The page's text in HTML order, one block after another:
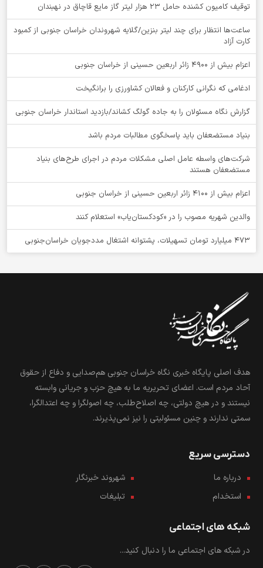
توقيف کامیون کشنده حامل 23 هزار لیتر گاز مایع قاچاق در نهبندان
ساعت‌ها انتظار برای چند لیتر بنزین/گلایه شهروندان خراسان جنوبی از کمبود
کارت آزاد
اعزام بیش از 4900 زائر اربعین حسینی از خراسان جنوبی
ادغامی که نگرانی کارکنان و فعالان کشاورزی را برانگیخت
گزارش نگاه مسئولان را به جاده گولگ کشاند/بازدید استاندار خراسان جنوبی
بنیاد مستضعفان باید پاسخگوی مطالبات مردم باشد
شرکت‌های واسطه عامل اصلی مشکلات مردم در اجرای طرح‌های بنیاد
مستضعفان هستند
اعزام بیش از 4100 زائر اربعین حسینی از خراسان جنوبی
والدین شهریه مصوب را در «کودکستان‌یاب» استعلام کنند
۴۷۳ میلیارد تومان تسهیلات، پشتوانه اشتغال مددجویان خراسان‌جنوبی
هدف اصلی پایگاه خبری نگاه خراسان جنوبی هم‌صدایی و دفاع از حقوق
آحاد مردم است. اعضای تحریریه ما به هیچ حزب و جریانی وابسته
نیستند و در هیچ دولتی، چه اصلاح‌طلب، چه اصولگرا و چه اعتدالگرا،
سمتی ندارند و چنین مسئولیتی را نیز نمی‌پذیرند.
دسترسی سریع
درباره ما
شهروند خبرنگار
استخدام
تبلیغات
شبکه های اجتماعی
در شبکه های اجتماعی ما را دنبال کنید...